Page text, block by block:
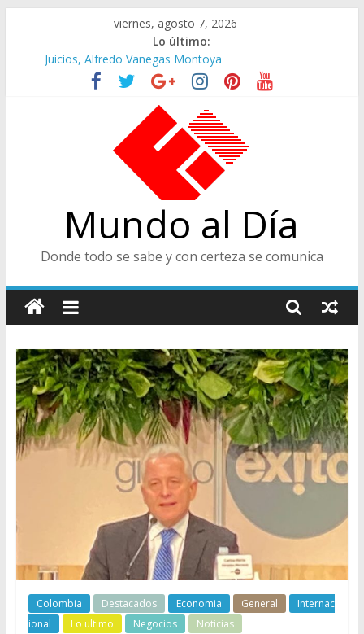
contenido
viernes, agosto 7, 2026
Lo último:
Juicios, Alfredo Vanegas Montoya
Felices en la Fiesta de las Flores
Café Presidencial
Ministra de Cultura y Centro de Historia de Envigado
De Cara al Porvenir, Pedro Juan González
Mundo al Día
Donde todo se sabe y con certeza se comunica
Colombia Destacados Economia General
Internac
ional
Lo ultimo Negocios Noticias